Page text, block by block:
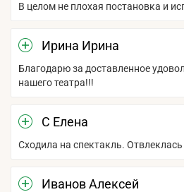
В целом не плохая постановка и
Ирина Ирина
Благодарю за доставленное
нашего театра!!!
С Eлена
Сходила на спектакль.
Иванов Алексей